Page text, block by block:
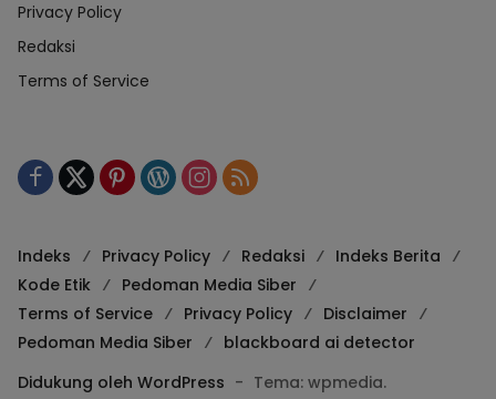
Privacy Policy
Redaksi
Terms of Service
Indeks Privacy Policy Redaksi
Indeks Berita
Kode Etik
Pedoman Media Siber
Terms of Service
Privacy Policy
Disclaimer
Pedoman Media Siber
blackboard ai detector
Didukung oleh WordPress - Tema: wpmedia.